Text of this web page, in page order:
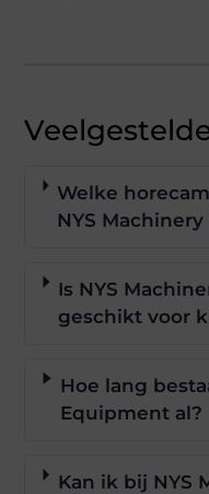
Welke
NYS
Is NYS
geschikt voor
Hoe lang
Equipment al?
Kan ik bij NYS